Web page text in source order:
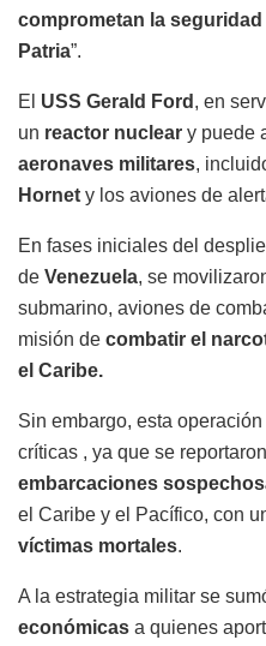
comprometan la
Patria”.
El USS Gerald Ford , en
un reactor nuclear y puede
aeronaves militares,
Hornet y los aviones de
En fases iniciales del
de Venezuela, se
submarino, aviones de
misión de combatir el
el Caribe.
Sin embargo, esta
críticas , ya que se reportaron
embarcaciones
el Caribe y el Pacífico, con
víctimas mortales.
A la estrategia militar se
económicas a quienes